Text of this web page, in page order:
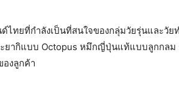
ไทยที่กำลังเป็นที่สนใจของกลุ่มวัยรุ่นและวัย
ยากิแบบ Octopus หมึกญี่ปุ่นแท้แบบลูกกลม
องลูกค้า